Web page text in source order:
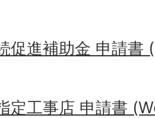
促進補助金 申請書
定工事店 申請書